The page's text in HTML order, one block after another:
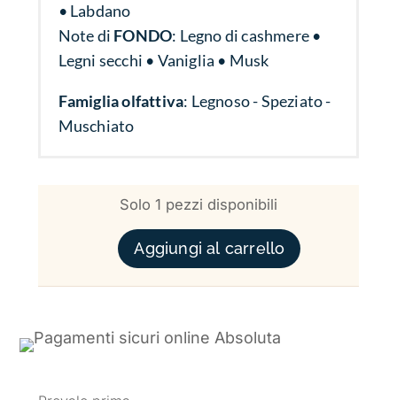
• Labdano
Note di FONDO: Legno di cashmere •
Legni secchi • Vaniglia • Musk
Famiglia olfattiva: Legnoso - Speziato -
Muschiato
Solo 1 pezzi disponibili
TWISTED SIN QUANTITÀAggiungi al carrello